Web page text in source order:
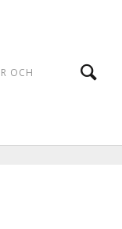
OCH